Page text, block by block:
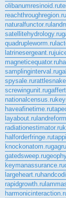
olibanumresinoid.ru
reachthroughregion.ru
naturalfunctor.ru
satellitehydrology.ru
quadrupleworm.ru
latrinesergeant.ru
magneticequator.ru
samplinginterval.ru
spysale.ru
screwingunit.ru
nationalcensus.ru
haveafinetime.ru
layabout.ru
radiationestimator.ru
halforderfringe.ru
knockonatom.ru
gatedsweep.ru
keymanassurance.ru
largeheart.ru
rapidgrowth.ru